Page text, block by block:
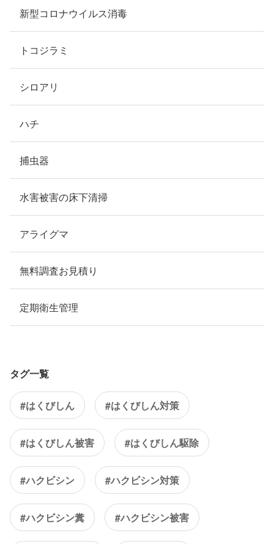
新型コロナウイルス消毒
トコジラミ
シロアリ
ハチ
捕虫器
水害被害の床下清掃
アライグマ
無料調査お見積り
定期衛生管理
タグ一覧
#はくびしん #はくびしん対策
#はくびしん被害 #はくびしん駆除
#ハクビシン #ハクビシン対策
#ハクビシン糞 #ハクビシン被害